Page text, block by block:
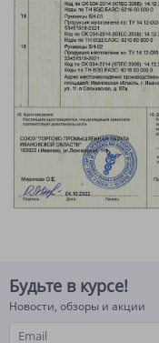
Будьте в курсе!
Новости, обзоры и акции